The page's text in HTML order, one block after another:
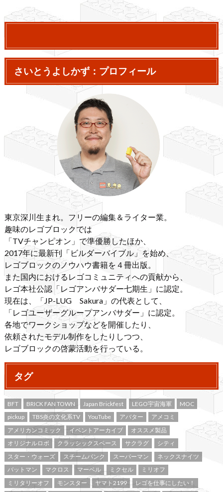
さいとうよしかず：プロフィール
東京深川生まれ。フリーの編集＆ライター業。
趣味のレゴブロックでは
「TVチャンピオン」で準優勝したほか、
2017年に最新刊「ビルダーバイブル」を始め、
レゴブロックのノウハウ書籍を４冊出版。
また国内におけるレゴコミュニティへの貢献から、
レゴ本社公認「レゴアンバサダー七期生」に認定。
現在は、「JP-LUG Sakura」の代表として、
「レゴユーザーグループアンバサダー」に認定。
各地でワークショップなどを開催したり、
依頼されたモデル制作をしたりしつつ、
レゴブロックの啓蒙活動を行っている。
タグ
BFT BRICK FAN TOWN Japan Brickfest LEGO宇宙海軍
MOC
pickup
TBS炎の文化系TV YouTube アバター
アメコミ
アメリカンコミック
イベントアーカイブ
オススメ製品
オリジナルロボ
クラッシックスペース サクラグ
シティ
スター・ウォーズ
スチームパンク スーパーマン
ネックスナイツ
バットマン
マクロス マーベル ミクセル
ミリオフ
ミリタリーオフ
モンスター ヤマト2199 レゴを仕事にしたい！